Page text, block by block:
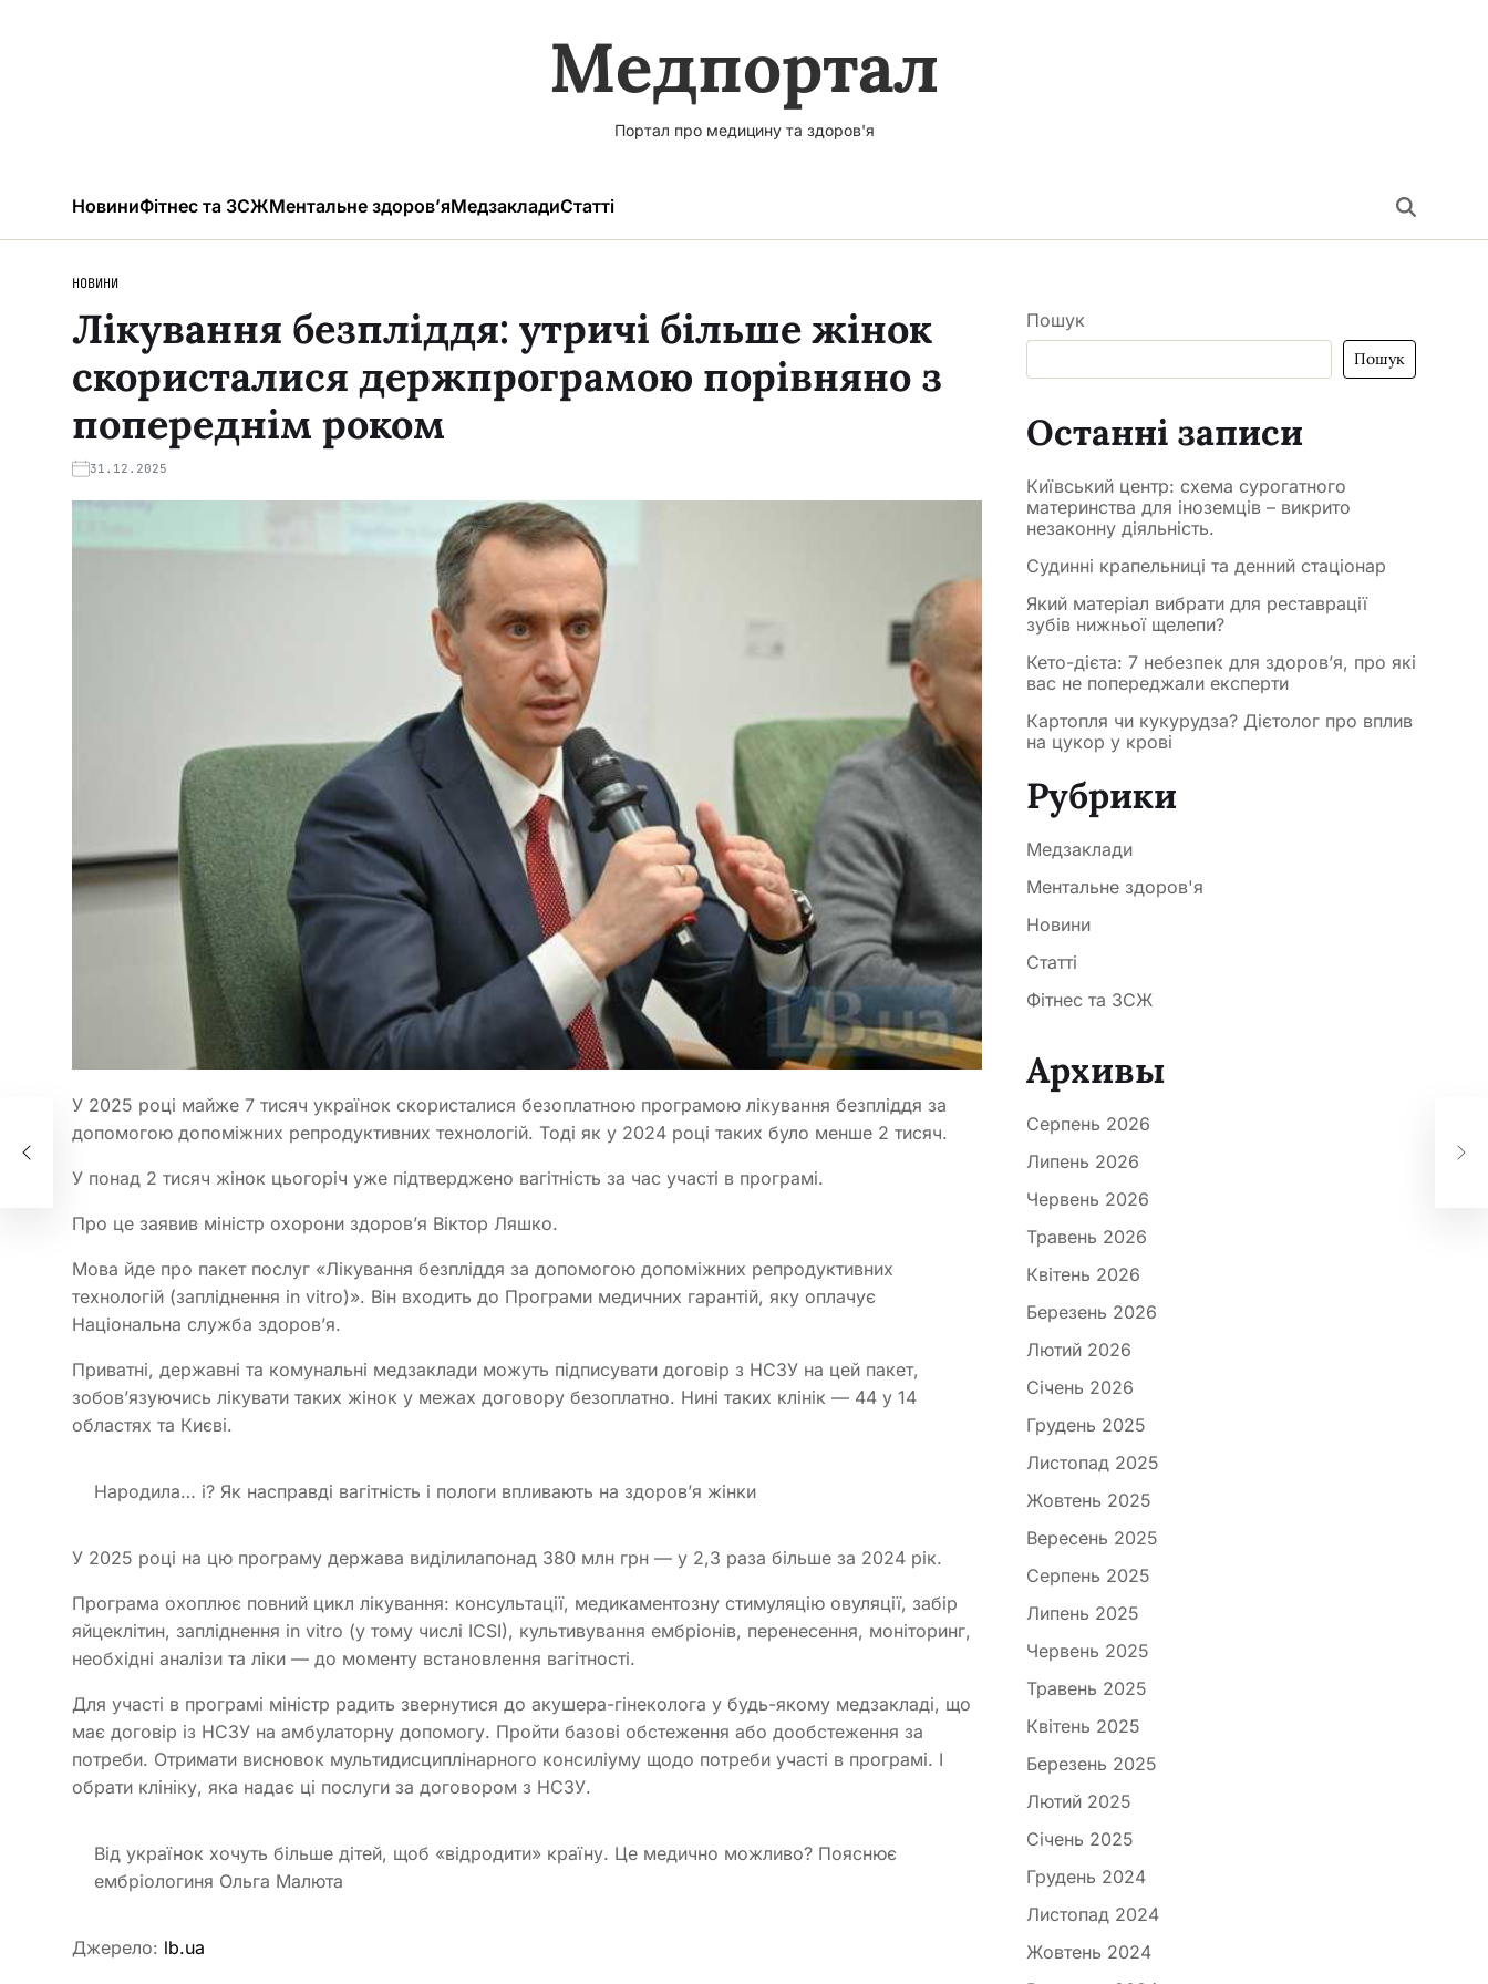
Медпортал
Портал про медицину та здоров'я
НовиниФітнес та ЗСЖМентальне здоров’яМедзакладиСтатті
НОВИНИ
Лікування безпліддя: утричі більше жінок
скористалися держпрограмою порівняно з
попереднім роком
31.12.2025
У 2025 році майже 7 тисяч українок скористалися безоплатною програмою лікування безпліддя за
допомогою допоміжних репродуктивних технологій. Тоді як у 2024 році таких було менше 2 тисяч.
У понад 2 тисяч жінок цьогоріч уже підтверджено вагітність за час участі в програмі.
Про це заявив міністр охорони здоров’я Віктор Ляшко.
Мова йде про пакет послуг «Лікування безпліддя за допомогою допоміжних репродуктивних
технологій (запліднення in vitro)». Він входить до Програми медичних гарантій, яку оплачує
Національна служба здоров’я.
Приватні, державні та комунальні медзаклади можуть підписувати договір з НСЗУ на цей пакет,
зобов’язуючись лікувати таких жінок у межах договору безоплатно. Нині таких клінік — 44 у 14
областях та Києві.
Народила… і? Як насправді вагітність і пологи впливають на здоров’я жінки
У 2025 році на цю програму держава виділилапонад 380 млн грн — у 2,3 раза більше за 2024 рік.
Програма охоплює повний цикл лікування: консультації, медикаментозну стимуляцію овуляції, забір
яйцеклітин, запліднення in vitro (у тому числі ICSI), культивування ембріонів, перенесення, моніторинг,
необхідні аналізи та ліки — до моменту встановлення вагітності.
Для участі в програмі міністр радить звернутися до акушера-гінеколога у будь-якому медзакладі, що
має договір із НСЗУ на амбулаторну допомогу. Пройти базові обстеження або дообстеження за
потреби. Отримати висновок мультидисциплінарного консиліуму щодо потреби участі в програмі. І
обрати клініку, яка надає ці послуги за договором з НСЗУ.
Від українок хочуть більше дітей, щоб «відродити» країну. Це медично можливо? Пояснює
ембріологиня Ольга Малюта
Джерело: lb.ua
Пошук
Пошук
Останні записи
Київський центр: схема сурогатного
материнства для іноземців – викрито
незаконну діяльність.
Судинні крапельниці та денний стаціонар
Який матеріал вибрати для реставрації
зубів нижньої щелепи?
Кето-дієта: 7 небезпек для здоров’я, про які
вас не попереджали експерти
Картопля чи кукурудза? Дієтолог про вплив
на цукор у крові
Рубрики
Медзаклади
Ментальне здоров'я
Новини
Статті
Фітнес та ЗСЖ
Архивы
Серпень 2026
Липень 2026
Червень 2026
Травень 2026
Квітень 2026
Березень 2026
Лютий 2026
Січень 2026
Грудень 2025
Листопад 2025
Жовтень 2025
Вересень 2025
Серпень 2025
Липень 2025
Червень 2025
Травень 2025
Квітень 2025
Березень 2025
Лютий 2025
Січень 2025
Грудень 2024
Листопад 2024
Жовтень 2024